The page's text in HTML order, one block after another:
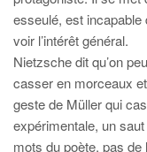
esseulé, est
voir l’intérêt général.
Nietzsche dit qu’on
casser en morceaux
geste de Müller qui
expérimentale, un
mots du poète, pas de